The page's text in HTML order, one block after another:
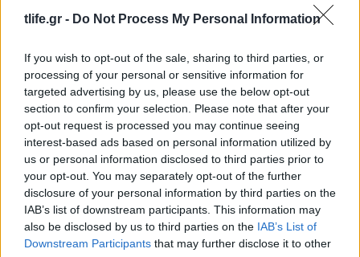
tlife.gr - Do Not Process My Personal Information
If you wish to opt-out of the sale, sharing to third parties, or
processing of your personal or sensitive information for
targeted advertising by us, please use the below opt-out
section to confirm your selection. Please note that after your
opt-out request is processed you may continue seeing
interest-based ads based on personal information utilized by
us or personal information disclosed to third parties prior to
your opt-out. You may separately opt-out of the further
disclosure of your personal information by third parties on the
IAB’s list of downstream participants. This information may
also be disclosed by us to third parties on the IAB’s List of
Downstream Participants that may further disclose it to other
Αριθμός Πιστοποίησης Μ.Η.Τ.232164